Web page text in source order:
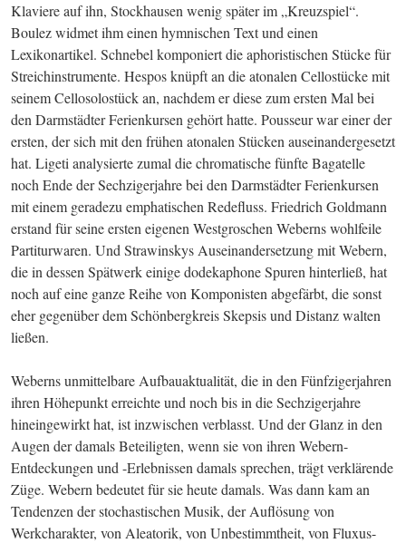
Klaviere auf ihn, Stockhausen wenig später im „Kreuzspiel“.
Boulez widmet ihm einen hymnischen Text und einen
Lexikonartikel. Schnebel komponiert die aphoristischen Stücke für
Streichinstrumente. Hespos knüpft an die atonalen Cellostücke mit
seinem Cellosolostück an, nachdem er diese zum ersten Mal bei
den Darmstädter Ferienkursen gehört hatte. Pousseur war einer der
ersten, der sich mit den frühen atonalen Stücken auseinandergesetzt
hat. Ligeti analysierte zumal die chromatische fünfte Bagatelle
noch Ende der Sechzigerjahre bei den Darmstädter Ferienkursen
mit einem geradezu emphatischen Redefluss. Friedrich Goldmann
erstand für seine ersten eigenen Westgroschen Weberns wohlfeile
Partiturwaren. Und Strawinskys Auseinandersetzung mit Webern,
die in dessen Spätwerk einige dodekaphone Spuren hinterließ, hat
noch auf eine ganze Reihe von Komponisten abgefärbt, die sonst
eher gegenüber dem Schönbergkreis Skepsis und Distanz walten
ließen.
Weberns unmittelbare Aufbauaktualität, die in den Fünfzigerjahren
ihren Höhepunkt erreichte und noch bis in die Sechzigerjahre
hineingewirkt hat, ist inzwischen verblasst. Und der Glanz in den
Augen der damals Beteiligten, wenn sie von ihren Webern-
Entdeckungen und -Erlebnissen damals sprechen, trägt verklärende
Züge. Webern bedeutet für sie heute damals. Was dann kam an
Tendenzen der stochastischen Musik, der Auflösung von
Werkcharakter, von Aleatorik, von Unbestimmtheit, von Fluxus-